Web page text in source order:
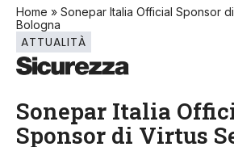
Home » Sonepar Italia Official Sponsor
Bologna
ATTUALITÀ
Sonepar Italia
Sponsor di Virtus